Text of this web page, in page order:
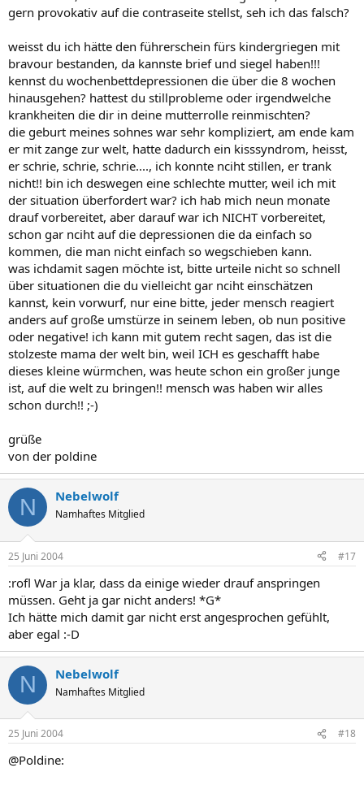
gern provokativ auf die contraseite stellst, seh ich das falsch?
weisst du ich hätte den führerschein fürs kindergriegen mit
bravour bestanden, da kannste brief und siegel haben!!!
kennst du wochenbettdepressionen die über die 8 wochen
hinausgehen? hattest du stillprobleme oder irgendwelche
krankheiten die dir in deine mutterrolle reinmischten?
die geburt meines sohnes war sehr kompliziert, am ende kam
er mit zange zur welt, hatte dadurch ein kisssyndrom, heisst,
er schrie, schrie, schrie...., ich konnte nciht stillen, er trank
nicht!! bin ich deswegen eine schlechte mutter, weil ich mit
der situation überfordert war? ich hab mich neun monate
drauf vorbereitet, aber darauf war ich NICHT vorbereitet,
schon gar nciht auf die depressionen die da einfach so
kommen, die man nicht einfach so wegschieben kann.
was ichdamit sagen möchte ist, bitte urteile nicht so schnell
über situationen die du vielleicht gar nciht einschätzen
kannst, kein vorwurf, nur eine bitte, jeder mensch reagiert
anders auf große umstürze in seinem leben, ob nun positive
oder negative! ich kann mit gutem recht sagen, das ist die
stolzeste mama der welt bin, weil ICH es geschafft habe
dieses kleine würmchen, was heute schon ein großer junge
ist, auf die welt zu bringen!! mensch was haben wir alles
schon durch!! ;-)
grüße
von der poldine
N Nebelwolf
Namhaftes Mitglied
25 Juni 2004 #17
:rofl War ja klar, dass da einige wieder drauf anspringen
müssen. Geht ja gar nicht anders! *G*
Ich hätte mich damit gar nicht erst angesprochen gefühlt,
aber egal :-D
N Nebelwolf
Namhaftes Mitglied
25 Juni 2004 #18
@Poldine: